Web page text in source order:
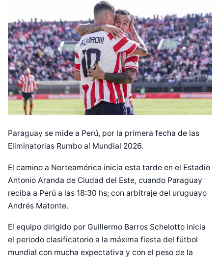
Paraguay se mide a Perú, por la primera fecha de las
Eliminatorias Rumbo al Mundial 2026.
El camino a Norteamérica inicia esta tarde en el Estadio
Antonio Aranda de Ciudad del Este, cuando Paraguay
reciba a Perú a las 18:30 hs; con arbitraje del uruguayo
Andrés Matonte.
El equipo dirigido por Guillermo Barros Schelotto inicia
el periodo clasificatorio a la máxima fiesta del fútbol
mundial con mucha expectativa y con el peso de la